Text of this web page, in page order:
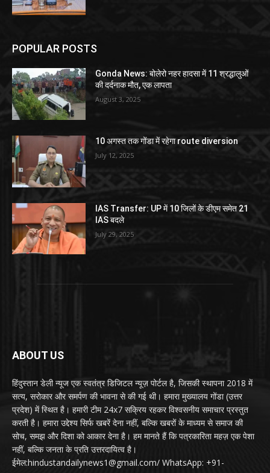
POPULAR POSTS
Gonda News: बोलेरो नहर हादसा में 11 श्रद्धालुओं
की दर्दनाक मौत, एक लापता
August 3, 2025
10 अगस्त तक गोंडा में रहेगा route diversion
July 12, 2025
IAS Transfer: UP में 10 जिलों के डीएम समेत 21
IAS बदले
July 29, 2025
ABOUT US
हिंदुस्तान डेली न्यूज एक स्वतंत्र डिजिटल न्यूज़ पोर्टल है, जिसकी स्थापना 2018 में
सत्य, सरोकार और समर्पण की भावना से की गई थी। हमारा मुख्यालय गोंडा (उत्तर
प्रदेश) में स्थित है। हमारी टीम 24x7 सक्रिय रहकर विश्वसनीय समाचार प्रस्तुत
करती है। हमारा उद्देश्य सिर्फ खबरें देना नहीं, बल्कि खबरों के माध्यम से समाज की
सोच, समझ और दिशा को आकार देना है। हम मानते हैं कि पत्रकारिता महज़ एक पेशा
नहीं, बल्कि जनता के प्रति उत्तरदायित्व है।
ईमेल:hindustandailynews1@gmail.com/ WhatsApp: +91-